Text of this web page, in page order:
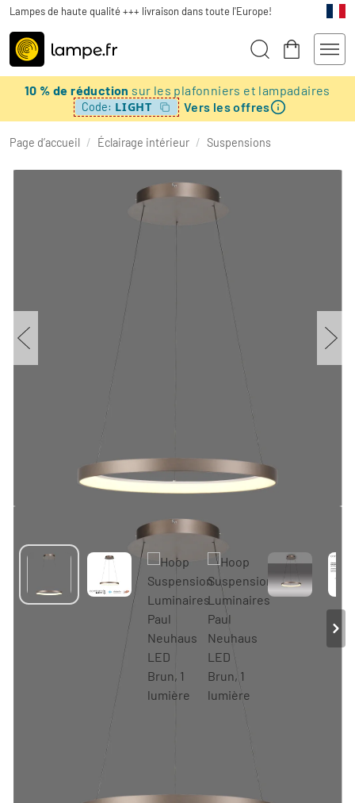
Lampes de haute qualité +++ livraison dans toute l'Europe!
10 % de réduction sur les plafonniers et lampadaires
Code: LIGHT Vers les offres
Page d’accueil / Éclairage intérieur / Suspensions